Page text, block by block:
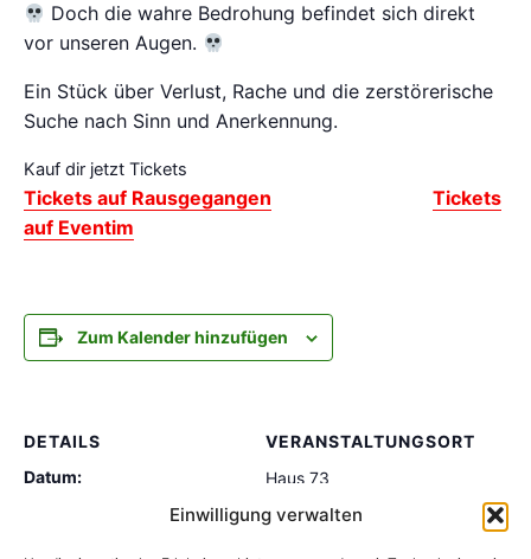
Einwilligung verwalten
Doch die wahre Bedrohung befindet sich direkt
vor unseren Augen.
Ein Stück über Verlust, Rache und die zerstörerische
Suche nach Sinn und Anerkennung.
Kauf dir jetzt Tickets
Tickets auf Rausgegangen
Tickets
auf Eventim
Zum Kalender hinzufügen
DETAILS
Datum:
VERANSTALTUNGSORT
Haus 73
Schulterblatt 73